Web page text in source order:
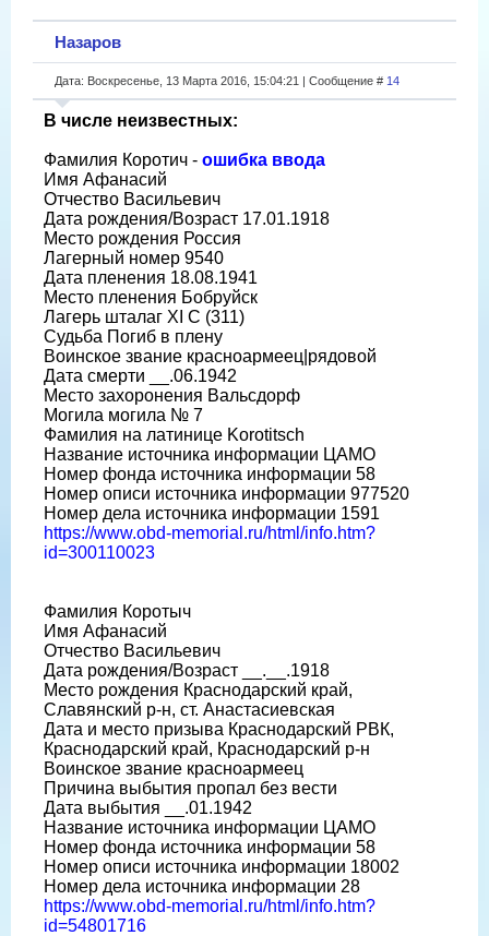
Назаров
Дата: Воскресенье, 13 Марта 2016, 15:04:21 | Сообщение # 14
В числе неизвестных:
Фамилия Коротич - ошибка ввода
Имя Афанасий
Отчество Васильевич
Дата рождения/Возраст 17.01.1918
Место рождения Россия
Лагерный номер 9540
Дата пленения 18.08.1941
Место пленения Бобруйск
Лагерь шталаг XI C (311)
Судьба Погиб в плену
Воинское звание красноармеец|рядовой
Дата смерти __.06.1942
Место захоронения Вальсдорф
Могила могила № 7
Фамилия на латинице Korotitsch
Название источника информации ЦАМО
Номер фонда источника информации 58
Номер описи источника информации 977520
Номер дела источника информации 1591
https://www.obd-memorial.ru/html/info.htm?
id=300110023
Фамилия Коротыч
Имя Афанасий
Отчество Васильевич
Дата рождения/Возраст __.__.1918
Место рождения Краснодарский край,
Славянский р-н, ст. Анастасиевская
Дата и место призыва Краснодарский РВК,
Краснодарский край, Краснодарский р-н
Воинское звание красноармеец
Причина выбытия пропал без вести
Дата выбытия __.01.1942
Название источника информации ЦАМО
Номер фонда источника информации 58
Номер описи источника информации 18002
Номер дела источника информации 28
https://www.obd-memorial.ru/html/info.htm?
id=54801716